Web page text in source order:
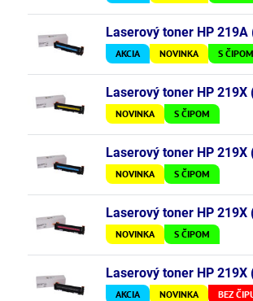
Laserový toner HP
AKCIA NOVINKA S ČIPOM
Laserový toner HP
NOVINKA S ČIPOM
Laserový toner HP
NOVINKA S ČIPOM
Laserový toner HP
NOVINKA S ČIPOM
Laserový toner HP
AKCIA NOVINKA BEZ